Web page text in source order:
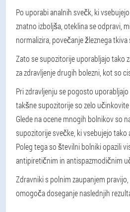
Po uporabi analnih svečk, ki
znatno izboljša, oteklina se odpravi,
normalizira, povečanje žleznega tkiva
Zato se supozitorije uporabljajo tako
za zdravljenje drugih bolezni, kot so
Pri zdravljenju se pogosto
takšne supozitorije so zelo
Glede na ocene mnogih bolnikov so
supozitorije svečke, ki vsebujejo
Poleg tega so številni bolniki opazili
antipiretičnim in antispazmodičnim
Zdravniki s polnim zaupanjem
omogoča doseganje naslednjih